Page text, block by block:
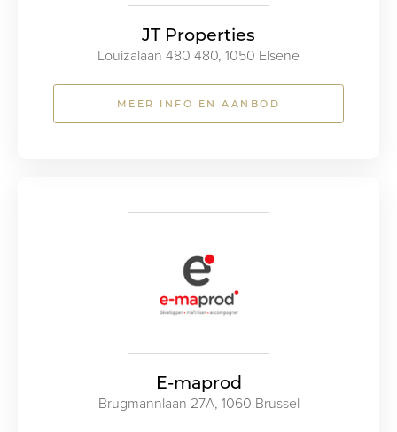
JT Properties
Louizalaan 480 480, 1050 Elsene
MEER INFO EN AANBOD
E-maprod
Brugmannlaan 27A, 1060 Brussel